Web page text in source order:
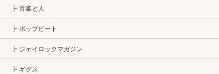
┣ 音楽と人
┣ ポップビート
┣ ジェイロックマガジン
┣ ギグス